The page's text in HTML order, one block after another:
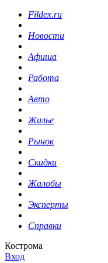
Fildex.ru
Новости
Афиша
Работа
Авто
Жилье
Рынок
Скидки
Жалобы
Эксперты
Справки
Кострома
Вход